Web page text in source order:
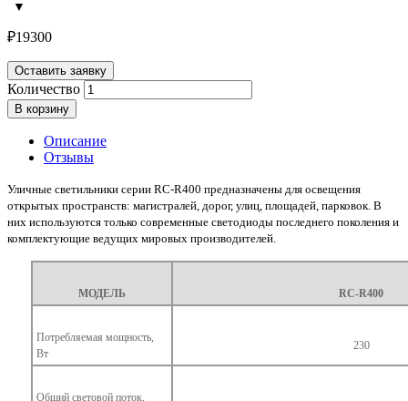
₽19300
Оставить заявку
Количество
В корзину
Описание
Отзывы
Уличные светильники серии RC-R400 предназначены для освещения
открытых пространств: магистралей, дорог, улиц, площадей, парковок. В
них используются только современные светодиоды последнего поколения и
комплектующие ведущих мировых производителей.
МОДЕЛЬ RC-R400
Потребляемая мощность,
Вт
230
Общий световой поток,